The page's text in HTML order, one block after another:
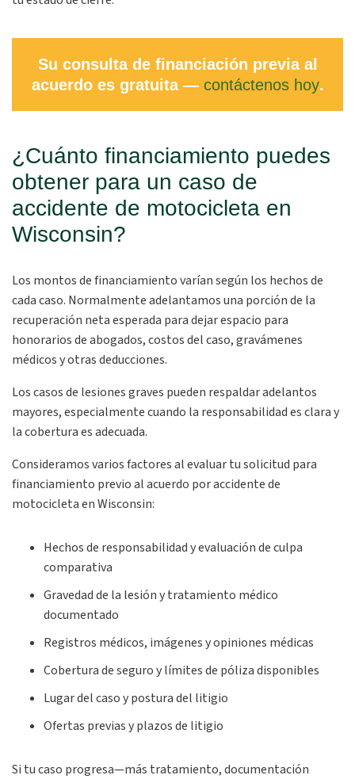
Su consulta de financiación previa al
acuerdo es gratuita — contáctenos hoy.
¿Cuánto financiamiento puedes
obtener para un caso de
accidente de motocicleta en
Wisconsin?
Los montos de financiamiento varían según los hechos de
cada caso. Normalmente adelantamos una porción de la
recuperación neta esperada para dejar espacio para
honorarios de abogados, costos del caso, gravámenes
médicos y otras deducciones.
Los casos de lesiones graves pueden respaldar adelantos
mayores, especialmente cuando la responsabilidad es clara y
la cobertura es adecuada.
Consideramos varios factores al evaluar tu solicitud para
financiamiento previo al acuerdo por accidente de
motocicleta en Wisconsin:
Hechos de responsabilidad y evaluación de culpa
comparativa
Gravedad de la lesión y tratamiento médico
documentado
Registros médicos, imágenes y opiniones médicas
Cobertura de seguro y límites de póliza disponibles
Lugar del caso y postura del litigio
Ofertas previas y plazos de litigio
Si tu caso progresa—más tratamiento, documentación